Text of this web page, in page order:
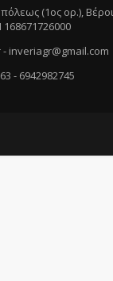
(1ος ορ.),
- inveriagr@gmail.com
- 6942982745